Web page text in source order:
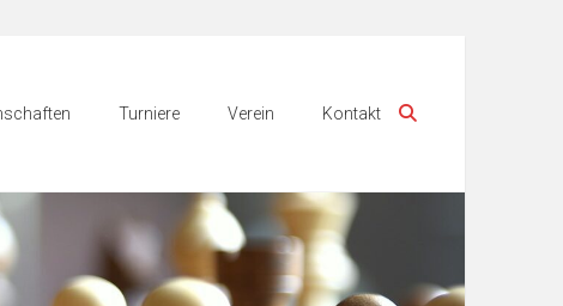
Turniere Verein Kontakt